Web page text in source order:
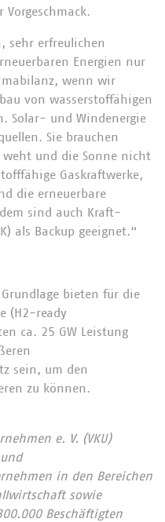
sehr erfreulichen
Energien nur
wenn wir
von wasserstoffähigen
Solar- und Windenergie
Sie brauchen
weht und die Sonne nicht
Gaskraftwerke,
die erneuerbare
sind auch Kraft-
als Backup geeignet.“
bieten für die
(H2-ready
ca. 25 GW Leistung
sein, um den
zu können.
e. V. (VKU)
in den Bereichen
sowie
Beschäftigten